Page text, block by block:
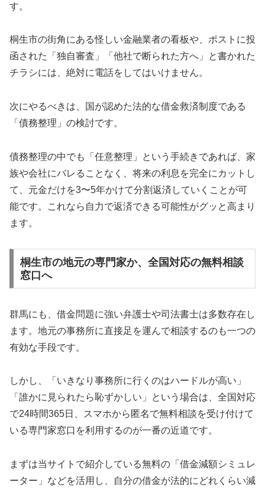
す。
桐生市の街角にある怪しい金融業者の看板や、ポストに投
函された「独自審査」「他社で断られた方へ」と書かれた
チラシには、絶対に電話をしてはいけません。
次にやるべきは、国が認めた法的な借金救済制度である
「債務整理」の検討です。
債務整理の中でも「任意整理」という手続きであれば、家
族や会社にバレることなく、将来の利息を完全にカットし
て、元金だけを3〜5年かけて分割返済していくことが可
能です。これなら自力で返済できる可能性がグッと高まり
ます。
桐生市の地元の専門家か、全国対応の無料相談
窓口へ
群馬にも、借金問題に強い弁護士や司法書士は多数存在し
ます。地元の事務所に直接足を運んで相談するのも一つの
有効な手段です。
しかし、「いきなり事務所に行くのはハードルが高い」
「誰かに見られたら恥ずかしい」という場合は、全国対応
で24時間365日、スマホから匿名で無料相談を受け付けて
いる専門家窓口を利用するのが一番の近道です。
まずは当サイトで紹介している無料の「借金減額シミュレ
ーター」などを活用し、自分の借金が法的にどれくらい減